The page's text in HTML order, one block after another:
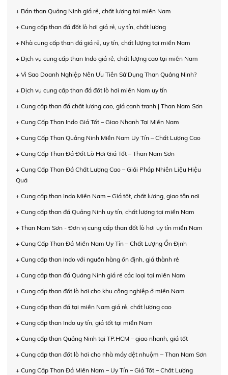
+ Bán than Quảng Ninh giá rẻ, chất lượng tại miền Nam
+ Cung cấp than đá đốt lò hơi giá rẻ, uy tín, chất lượng
+ Nhà cung cấp than đá giá rẻ, uy tín, chất lượng tại miền Nam
+ Dịch vụ cung cấp than Indo giá rẻ, chất lượng cao tại miền Nam
+ Vì Sao Doanh Nghiệp Nên Ưu Tiên Sử Dụng Than Quảng Ninh?
+ Dịch vụ cung cấp than đá đốt lò hơi miền Nam uy tín
+ Cung cấp than đá chất lượng cao, giá cạnh tranh | Than Nam Sơn
+ Cung Cấp Than Indo Giá Tốt – Giao Nhanh Tại Miền Nam
+ Cung Cấp Than Quảng Ninh Miền Nam Uy Tín – Chất Lượng Cao
+ Cung Cấp Than Đá Đốt Lò Hơi Giá Tốt – Than Nam Sơn
+ Cung Cấp Than Đá Chất Lượng Cao – Giải Pháp Nhiên Liệu Hiệu
Quả
+ Cung cấp than Indo Miền Nam – Giá tốt, chất lượng, giao tận nơi
+ Cung cấp than đá Quảng Ninh uy tín, chất lượng tại miền Nam
+ Than Nam Sơn - Đơn vị cung cấp than đốt lò hơi uy tín miền Nam
+ Cung Cấp Than Đá Miền Nam Uy Tín – Chất Lượng Ổn Định
+ Cung cấp than Indo với nguồn hàng ổn định, giá thành rẻ
+ Cung cấp than đá Quảng Ninh giá rẻ các loại tại miền Nam
+ Cung cấp than đốt lò hơi cho khu công nghiệp ở miền Nam
+ Cung cấp than đá tại miền Nam giá rẻ, chất lượng cao
+ Cung cấp than Indo uy tín, giá tốt tại miền Nam
+ Cung cấp than Quảng Ninh tại TP.HCM – giao nhanh, giá tốt
+ Cung cấp than đốt lò hơi cho nhà máy dệt nhuộm – Than Nam Sơn
+ Cung Cấp Than Đá Miền Nam – Uy Tín – Giá Tốt – Chất Lượng